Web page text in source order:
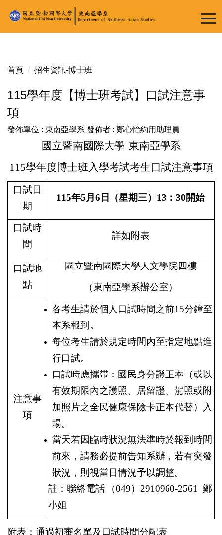
到
主
容
首頁 招生資訊-博士班
115學年度【博士班考試】口試注意事
項
發佈單位 : 東南亞學系 發佈者 : 鄭心怡約用助理員
國立暨南國際大學 東南亞學系
115學年度博士班入學考試考生口試注意事項
口試日
期
115年5月 6 日（星期三） 13 ： 30開始
口試時
間
詳如附表
口試地
點
國立暨南國際大學人文學院四樓
（東南亞學系辦公室）
注意事
項
各考生請於個人口試時間之前15分鐘至
本系報到。
每位考生請於規定時間內至指定地點進
行口試。
口試時應攜帶：國民身分證正本（或以
有效期限內之護照、居留證、駕照或附
加照片之全民健康保險卡正本代替）入
場。
當天若因臨時狀況無法準時於報到時間
前來，請務必提前告知系辦，若有突發
狀況，則視當日情況予以調整。
註：聯絡電話
（049） 2910960-2561 鄭
小姐
附表：通過初審名單及口試時間分配表